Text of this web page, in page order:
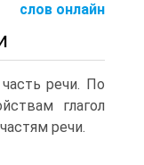
слов онлайн
речи. По
глагол
речи.